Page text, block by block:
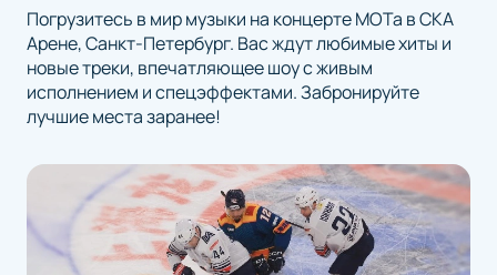
Погрузитесь в мир музыки на концерте МОТа в СКА
Арене, Санкт-Петербург. Вас ждут любимые хиты и
новые треки, впечатляющее шоу с живым
исполнением и спецэффектами. Забронируйте
лучшие места заранее!